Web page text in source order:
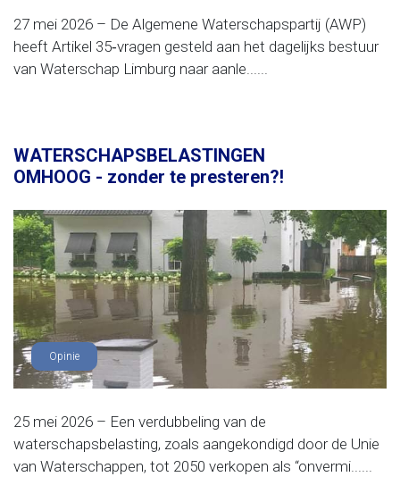
27 mei 2026 – De Algemene Waterschapspartij (AWP)
heeft Artikel 35‑vragen gesteld aan het dagelijks bestuur
van Waterschap Limburg naar aanle......
WATERSCHAPSBELASTINGEN
OMHOOG - zonder te presteren?!
Opinie
25 mei 2026 – Een verdubbeling van de
waterschapsbelasting, zoals aangekondigd door de Unie
van Waterschappen, tot 2050 verkopen als “onvermi......